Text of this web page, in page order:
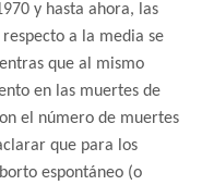
y hasta ahora, las
a la media se
que al mismo
en las muertes de
el número de muertes
que para los
espontáneo (o